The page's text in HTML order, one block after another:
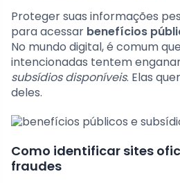
Proteger suas informações
para acessar benefícios
No mundo digital, é comum
intencionadas tentem
subsídios disponíveis. Elas
deles.
Como identificar sites
fraudes